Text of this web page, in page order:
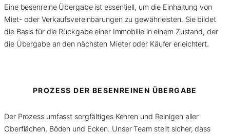
Eine besenreine Übergabe ist essentiell, um die Einhaltung von
Miet- oder Verkaufsvereinbarungen zu gewährleisten. Sie bildet
die Basis für die Rückgabe einer Immobilie in einem Zustand, der
die Übergabe an den nächsten Mieter oder Käufer erleichtert.
PROZESS DER BESENREINEN ÜBERGABE
Der Prozess umfasst sorgfältiges Kehren und Reinigen aller
Oberflächen, Böden und Ecken. Unser Team stellt sicher, dass